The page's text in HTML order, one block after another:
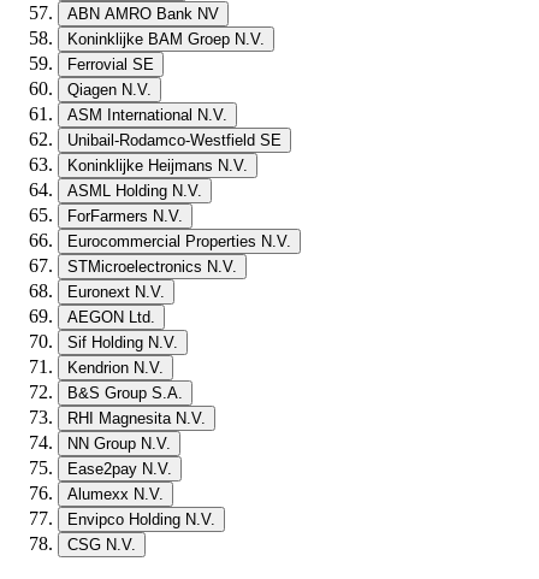
ABN AMRO Bank NV
Koninklijke BAM Groep N.V.
Ferrovial SE
Qiagen N.V.
ASM International N.V.
Unibail-Rodamco-Westfield SE
Koninklijke Heijmans N.V.
ASML Holding N.V.
ForFarmers N.V.
Eurocommercial Properties N.V.
STMicroelectronics N.V.
Euronext N.V.
AEGON Ltd.
Sif Holding N.V.
Kendrion N.V.
B&S Group S.A.
RHI Magnesita N.V.
NN Group N.V.
Ease2pay N.V.
Alumexx N.V.
Envipco Holding N.V.
CSG N.V.